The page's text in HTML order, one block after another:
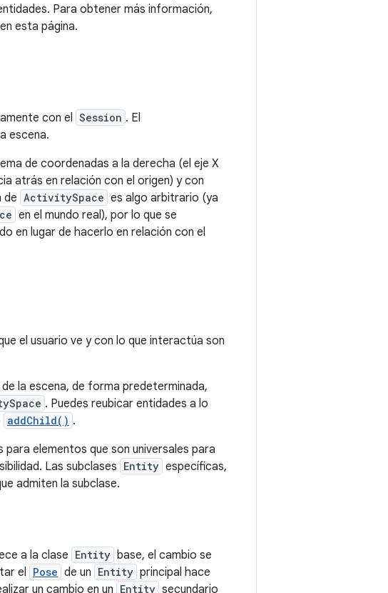
Para obtener más información,
en esta página.
con el Session . El
escena.
de coordenadas a la derecha (el eje X
atrás en relación con el origen) y con
de ActivitySpace es algo arbitrario (ya
en el mundo real), por lo que se
en lugar de hacerlo en relación con el
el usuario ve y con lo que interactúa son
la escena, de forma predeterminada,
. Puedes reubicar entidades a lo
addChild() .
elementos que son universales para
Las subclases Entity específicas,
admiten la subclase.
a la clase Entity base, el cambio se
el Pose de un Entity principal hace
un cambio en un Entity secundario